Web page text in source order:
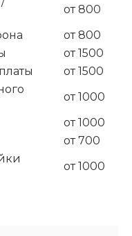
от 800
от 800
от 1500
от 1500
от 1000
от 1000
от 700
от 1000